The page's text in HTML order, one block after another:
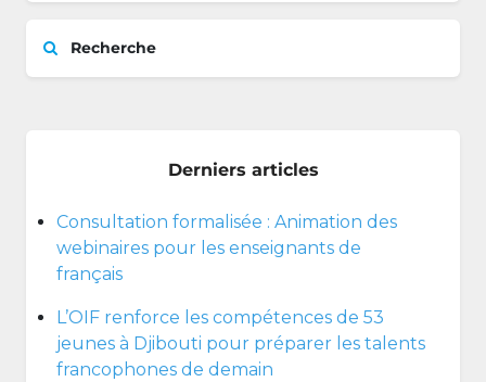
Recherche
Derniers articles
Consultation formalisée : Animation des
webinaires pour les enseignants de
français
L’OIF renforce les compétences de 53
jeunes à Djibouti pour préparer les talents
francophones de demain